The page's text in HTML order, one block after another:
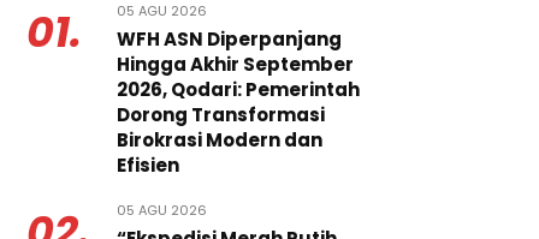
01. 05 AGU 2026
WFH ASN Diperpanjang
Hingga Akhir September
2026, Qodari: Pemerintah
Dorong Transformasi
Birokrasi Modern dan
Efisien
05 AGU 2026